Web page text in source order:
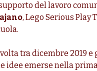
del lavoro
, Lego Serious
tra dicembre 2019
idee emerse nella